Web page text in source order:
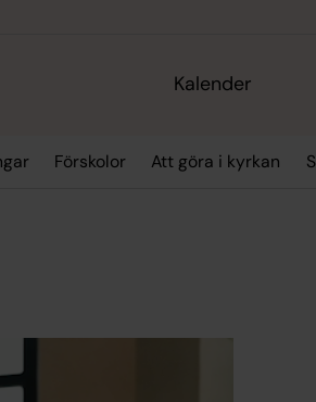
Kalender
Förskolor Att göra i kyrkan